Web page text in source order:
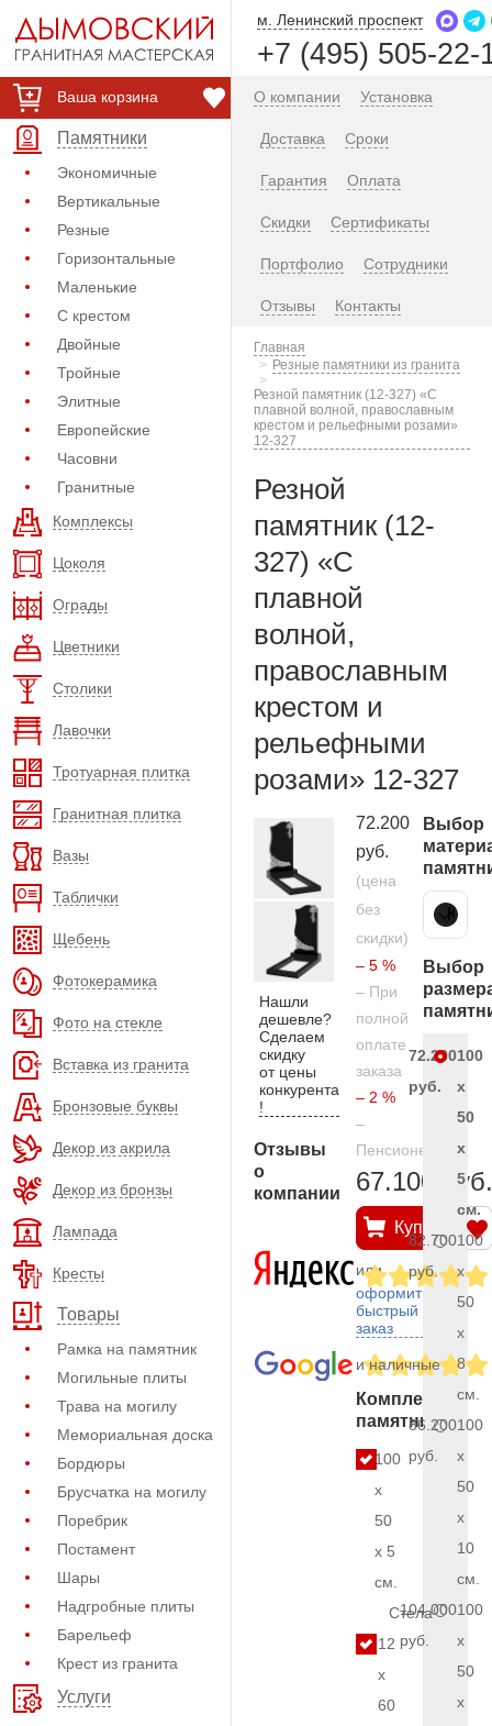
Ваша корзина
Памятники
Экономичные
Вертикальные
Резные
Горизонтальные
Маленькие
С крестом
Двойные
Тройные
Элитные
Европейские
Часовни
Гранитные
Комплексы
Цоколя
Ограды
Цветники
Столики
Лавочки
Тротуарная плитка
Гранитная плитка
Вазы
Таблички
Щебень
Фотокерамика
Фото на стекле
Вставка из гранита
Бронзовые буквы
Декор из акрила
Декор из бронзы
Лампада
Кресты
Товары
Рамка на памятник
Могильные плиты
Трава на могилу
Мемориальная доска
Бордюры
Брусчатка на могилу
Поребрик
Постамент
Шары
Надгробные плиты
Барельеф
Крест из гранита
Услуги
м. Ленинский проспект
+7 (495) 505-22-
О компании Установка
Доставка Сроки
Гарантия Оплата
Скидки Сертификаты
Портфолио Сотрудники
Отзывы Контакты
Главная
Резные памятники из гранита
Резной памятник (12-327) «С
плавной волной, православным
крестом и рельефными розами»
12-327
Резной
памятник (12-
327) «С
плавной
волной,
православным
крестом и
рельефными
розами» 12-327
Нашли
дешевле?
Сделаем
скидку
от цены
конкурента
!
Отзывы
о
компании
72.200
руб.
(цена
без
скидки)
– 5 %
– При
полной
оплате
заказа
– 2 %
–
Пенсионерам
67.100 руб.
Купить
или
оформить
быстрый
заказ
и наличные
Комплект
памятника
100
x
50
x 5
см.
Стела
12
x
60
Выбор
Карельский гранит
Выбор
72.200
руб.
100
x
50
x
5
см.
82.700
руб.
100
x
50
x
8
см.
86.200
руб.
100
x
50
x
10
см.
104.000
руб.
100
x
50
x